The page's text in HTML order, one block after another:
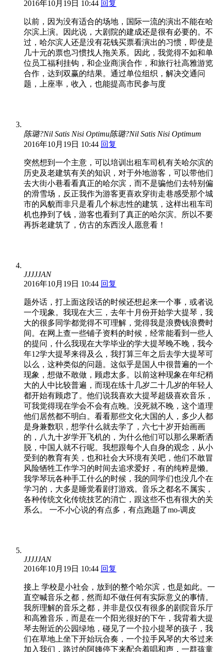
2016年10月19日 10:44 回复
以前，因为没有适合的场地，国际一流的演出不能在哈
尔滨上演。因此说，大剧院的建成还是很有必要的。不
过，哈尔滨人还是没有花钱买票看演出的习惯，即使是
几十元的票也习惯找人拖关系。因此，我觉得不如和单
位员工福利挂钩，和企业商演合作，和旅行社高雅游览
合作，达到双赢的结果。通过单位组织，解决交通问
题，上座率，收入，也能提高市民参与度
陈璐?Nil Satis Nisi Optimu陈璐?Nil Satis Nisi Optimum
2016年10月19日 10:44 回复
突然想到一个主意，可以培训出租车司机有关哈尔滨的
历史及老建筑有关的知识，对于外地游客，可以带他们
去大街小巷看看真正的哈尔滨，而不是骗他们去特别偏
的滑雪场，反正我作为游客更喜欢穿街走巷感受那个城
市的风貌而非只是看几个标志性的建筑，这样出租车司
机也挣到了钱，游客也看到了真正的哈尔滨。所以不要
再拆老建筑了，仿古的东西没人愿意看！
JJJJJAN
2016年10月19日 10:44 回复
题外话，打上面这段话的时候还想起来一个事，或者说
一个现象。我现在大三，去年十月份开始学大提琴，我
大的很多同学都觉得不可理解，觉得我是浪费钱浪费时
间。在网上查一些铺子资料的时候，经常能看到一些人
的提问，什么我现在大学毕业的学大提琴晚不晚，我今
年12学大提琴来得及么，我打算三年之后去学大提琴可
以么，这种类似的问题。这似乎是国人中很普遍的一个
现象，想做不敢做，顾虑太多。以前这种现象在年纪稍
大的人中比较普遍，而现在练十几岁二十几岁的年轻人
都开始有顾虑了。他们说我喜欢大提琴超级喜欢音乐，
可我觉得现在学会不会有点晚。没死就不晚，这个道理
他们居然都不明白。看看那些文化大国的人，多少人都
是身兼数职，想学什么就去学了，六七十岁开始画画
的，八九十岁学开飞机的，为什么他们可以那么果断洒
脱，中国人就不行呢。我想跟每个人自身的观念，从小
受到的教育有关，也和社会大环境有关吧，他们不敢冒
风险牺牲工作学习的时间去追求爱好，有的纯粹是懒。
我学琴玩各种手工什么的时候，我的同学们也没几个在
学习的，大多是睡觉看剧打游戏。音乐之都名不属实，
各种传统文化传统技艺的消亡，跟这些不也有很大的关
系么。 一不小心说的有点多，有点跑题了mo-调皮
JJJJJAN
2016年10月19日 10:44 回复
接上 学校是小社会，放到的整个哈尔滨，也是如此。一
直空喊音乐之都，然而却不做任何有实际意义的事情。
我所理解的音乐之都，并非是仅仅有很多的剧院音乐厅
和高雅音乐，而是在一个阳光很好的下午，我背着大提
琴去附近的公园绿地，碰见了一个拉小提琴的孩子，我
们在草地上坐下开始玩合奏，一个拉手风琴的大爷过来
加入我们，路过的阿姨停下来配合着唱和声，一群孩童